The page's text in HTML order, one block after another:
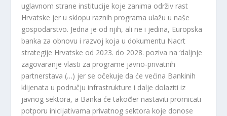
uglavnom strane institucije koje zanima održiv rast
Hrvatske jer u sklopu raznih programa ulažu u naše
gospodarstvo. Jedna je od njih, ali ne i jedina, Europska
banka za obnovu i razvoj koja u dokumentu Nacrt
strategije Hrvatske od 2023. do 2028. poziva na ‘daljnje
zagovaranje vlasti za programe javno-privatnih
partnerstava (…) jer se očekuje da će većina Bankinih
klijenata u području infrastrukture i dalje dolaziti iz
javnog sektora, a Banka će također nastaviti promicati
potporu inicijativama privatnog sektora koje donose